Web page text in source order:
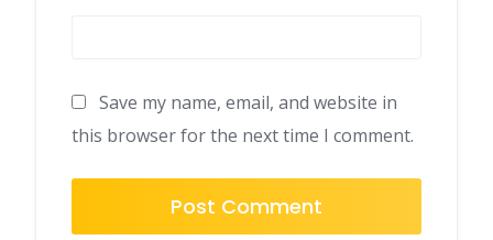
Save my name, email, and website in
this browser for the next time I comment.